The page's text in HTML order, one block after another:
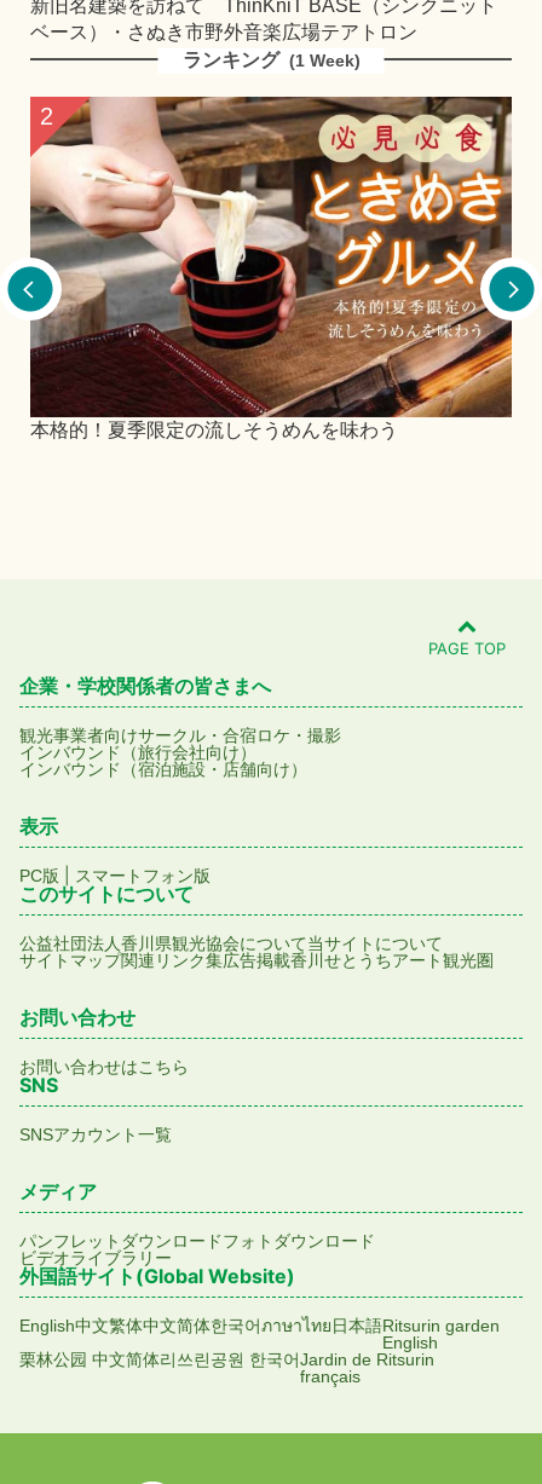
新旧名建築を訪ねて ThinKniT BASE（シンクニット
ベース）・さぬき市野外音楽広場テアトロン
ランキング (1 Week)
2
本格的！夏季限定の流しそうめんを味わう
PAGE TOP
企業・学校関係者の皆さまへ
観光事業者向けサークル・合宿ロケ・撮影
インバウンド（旅行会社向け）
インバウンド（宿泊施設・店舗向け）
表示
PC版 スマートフォン版
このサイトについて
公益社団法人香川県観光協会について当サイトについて
サイトマップ関連リンク集広告掲載香川せとうちアート観光圏
お問い合わせ
お問い合わせはこちら
SNS
SNSアカウント一覧
メディア
パンフレットダウンロードフォトダウンロード
ビデオライブラリー
外国語サイト(Global Website)
English中文繁体中文简体한국어ภาษาไทย日本語Ritsurin garden
English
栗林公园 中文简体리쓰린공원 한국어Jardin de Ritsurin
français